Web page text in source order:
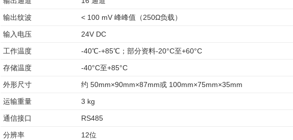
输出纹波 < 100 mV 峰峰值（250Ω负载）
输入电压 24V DC
工作温度 -40℃-+85℃；部分资料-20°C至+60°C
存储温度 -40°C至+85°C
外形尺寸 约 50mm×90mm×87mm或 100mm×75mm×35mm
运输重量 3 kg
通信接口 RS485
分辨率 12位